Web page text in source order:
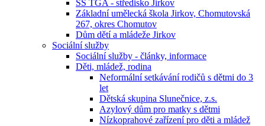
SŠ TGA - středisko Jirkov
Základní umělecká škola Jirkov, Chomutovská
267, okres Chomutov
Dům dětí a mládeže Jirkov
Sociální služby
Sociální služby - články, informace
Děti, mládež, rodina
Neformální setkávání rodičů s dětmi do 3
let
Dětská skupina Slunečnice, z.s.
Azylový dům pro matky s dětmi
Nízkoprahové zařízení pro děti a mládež